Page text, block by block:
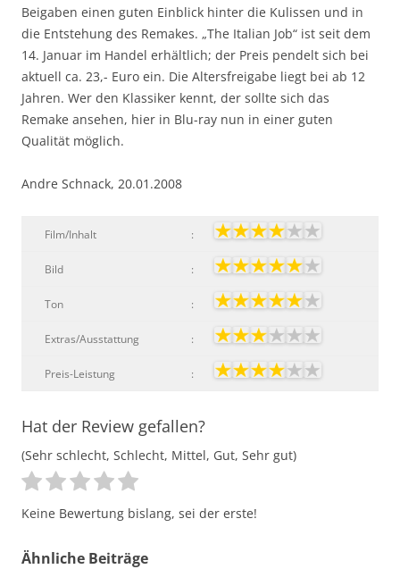
Beigaben einen guten Einblick hinter die Kulissen und in
die Entstehung des Remakes. „The Italian Job“ ist seit dem
14. Januar im Handel erhältlich; der Preis pendelt sich bei
aktuell ca. 23,- Euro ein. Die Altersfreigabe liegt bei ab 12
Jahren. Wer den Klassiker kennt, der sollte sich das
Remake ansehen, hier in Blu-ray nun in einer guten
Qualität möglich.
Andre Schnack, 20.01.2008
Film/Inhalt :
Bild :
Ton :
Extras/Ausstattung :
Preis-Leistung :
Hat der Review gefallen?
(Sehr schlecht, Schlecht, Mittel, Gut, Sehr gut)
Keine Bewertung bislang, sei der erste!
Ähnliche Beiträge